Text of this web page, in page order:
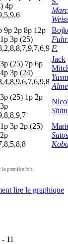
4p
9p 2p 8p 12p
1p 3p (25)
F.
3p (25) 7p 6p
4p 3p (24)
Jack
3p (25) 1p 2p
3p
1p 3p 2p (25)
2p
première fois.
lire le graphique
- 11